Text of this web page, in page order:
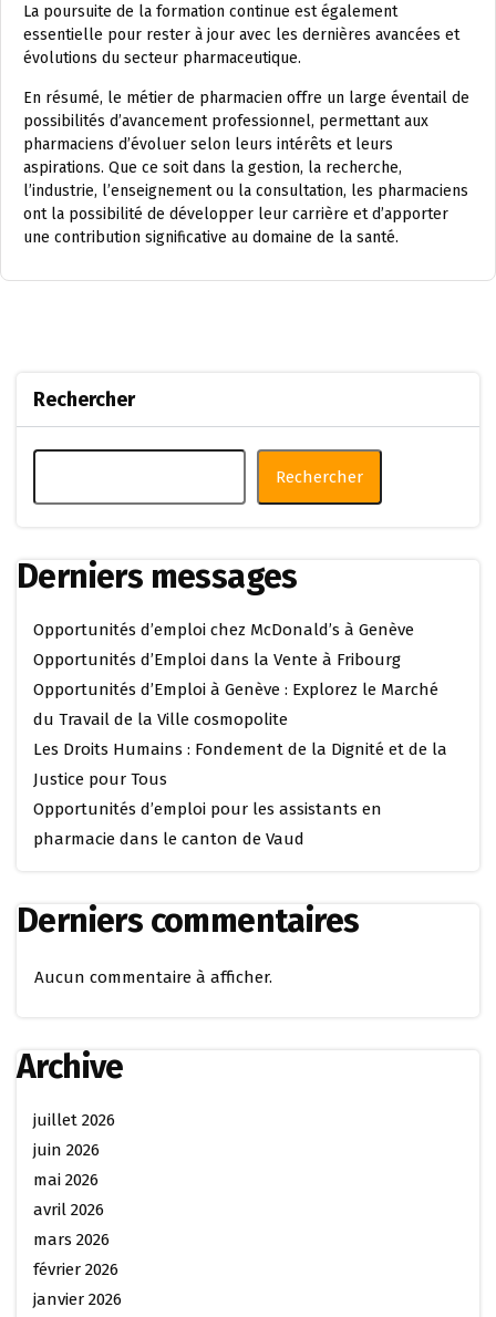
La poursuite de la formation continue est également
essentielle pour rester à jour avec les dernières avancées et
évolutions du secteur pharmaceutique.
En résumé, le métier de pharmacien offre un large éventail de
possibilités d’avancement professionnel, permettant aux
pharmaciens d’évoluer selon leurs intérêts et leurs
aspirations. Que ce soit dans la gestion, la recherche,
l’industrie, l’enseignement ou la consultation, les pharmaciens
ont la possibilité de développer leur carrière et d’apporter
une contribution significative au domaine de la santé.
Rechercher
Rechercher
Derniers messages
Opportunités d’emploi chez McDonald’s à Genève
Opportunités d’Emploi dans la Vente à Fribourg
Opportunités d’Emploi à Genève : Explorez le Marché
du Travail de la Ville cosmopolite
Les Droits Humains : Fondement de la Dignité et de la
Justice pour Tous
Opportunités d’emploi pour les assistants en
pharmacie dans le canton de Vaud
Derniers commentaires
Aucun commentaire à afficher.
Archive
juillet 2026
juin 2026
mai 2026
avril 2026
mars 2026
février 2026
janvier 2026